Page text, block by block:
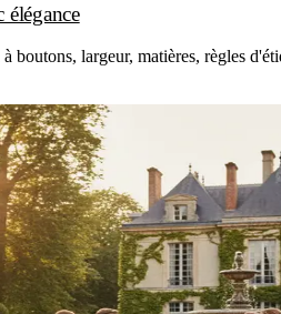
élégance
boutons, largeur, matières, règles